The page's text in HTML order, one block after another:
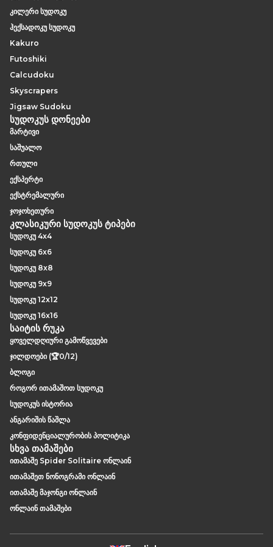
კონცენტრირებულ ჯდომაში იხსნება.
დააბრუნოს, რათა ალტერნატიული კანდიდატი
გამოცადოს. სნეპშოტის გარეშე ამ მდგომარეობის
მეხსიერებით ან ნაწილობრივი ჩანაწერებით აღდგენა
პრაქტიკულად შეუძლებელია. სნეპშოტი — იქნება ის
ციფრული, წერილობითი თუ ფოტოგრაფიული —
სწორედ ისაა, რაც ბიფურკაციას სანდო, შექცევად
მეთოდად აქცევს და არა დამანგრეველად.
კილერი სუდოკუ
ჰექსადოკუ სუდოკუ
Kakuro
Futoshiki
Calcudoku
Skyscrapers
Jigsaw Sudoku
სუდოკუს დონეები
მარტივი
საშუალო
რთული
ექსპერტი
ექსტრემალური
ჯოჯოხეთური
კლასიკური სუდოკუს ტიპები
სუდოკუ 4x4
სუდოკუ 6x6
სუდოკუ 8x8
სუდოკუ 9x9
სუდოკუ 12x12
სუდოკუ 16x16
საიტის რუკა
ყოველდღიური გამოწვევები
ჯილდოები (🏆0/12)
ბლოგი
როგორ ითამაშოთ სუდოკუ
სუდოკუს ისტორია
ანგარიშის წაშლა
კონფიდენციალურობის პოლიტიკა
სხვა თამაშები
ითამაშე Spider Solitaire ონლაინ
ითამაშეთ ნონოგრამი ონლაინ
ითამაშე მაჯონგი ონლაინ
ონლაინ თამაშები